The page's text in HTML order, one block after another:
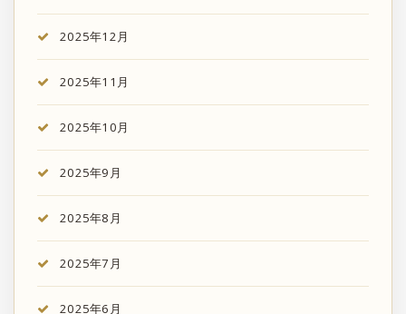
2025年12月
2025年11月
2025年10月
2025年9月
2025年8月
2025年7月
2025年6月